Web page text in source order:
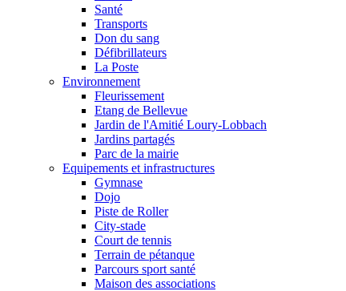
Santé
Transports
Don du sang
Défibrillateurs
La Poste
Environnement
Fleurissement
Etang de Bellevue
Jardin de l'Amitié Loury-Lobbach
Jardins partagés
Parc de la mairie
Equipements et infrastructures
Gymnase
Dojo
Piste de Roller
City-stade
Court de tennis
Terrain de pétanque
Parcours sport santé
Maison des associations